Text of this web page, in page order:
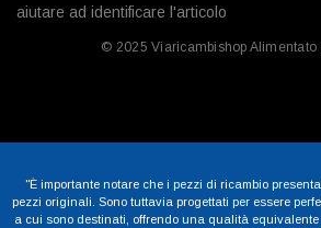
aiutare ad identificare l'articolo
© 2025 Viaricambishop Alimentato
"È importante notare che i pezzi di ricambio
pezzi originali. Sono tuttavia progettati per essere
a cui sono destinati, offrendo una qualità